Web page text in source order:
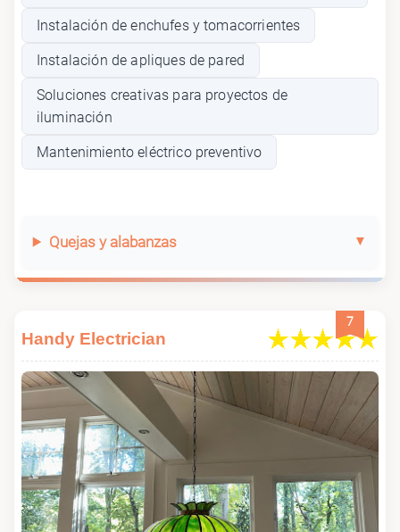
Instalación de enchufes y tomacorrientes
Instalación de apliques de pared
Soluciones creativas para proyectos de
iluminación
Mantenimiento eléctrico preventivo
Quejas y alabanzas
7
Handy Electrician